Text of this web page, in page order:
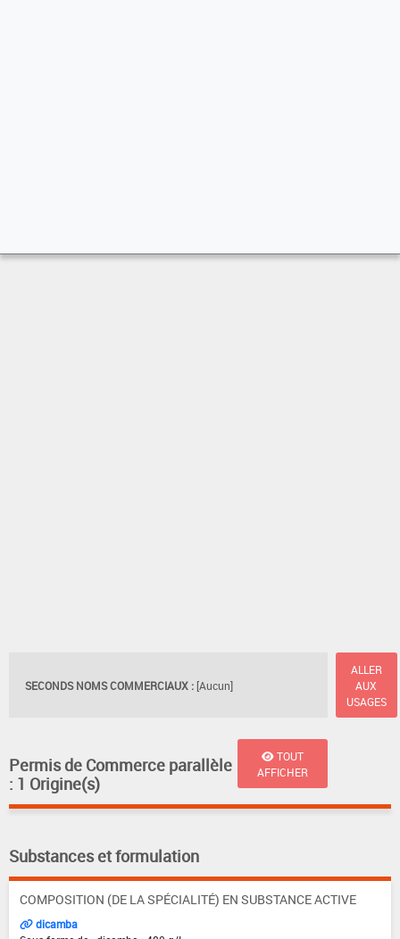
SECONDS NOMS COMMERCIAUX : [Aucun]
ALLER
AUX
USAGES
Permis de Commerce parallèle
: 1 Origine(s)
TOUT
AFFICHER
Substances et formulation
COMPOSITION (DE LA SPÉCIALITÉ) EN SUBSTANCE ACTIVE
dicamba